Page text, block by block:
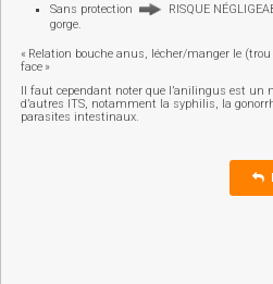
Sans protection
RISQUE
gorge.
« Relation bouche anus, lécher/manger le
face »
Il faut cependant noter que l’anilingus est un
d’autres ITS, notamment la syphilis, la
parasites intestinaux.